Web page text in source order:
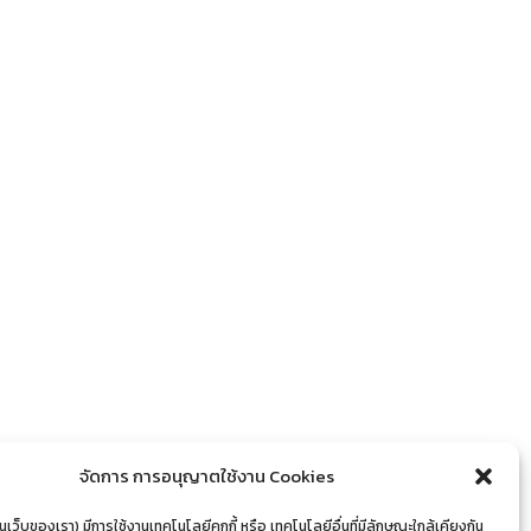
จัดการ การอนุญาตใช้งาน Cookies
เว็บของเรา) มีการใช้งานเทคโนโลยีคุกกี้ หรือ เทคโนโลยีอื่นที่มีลักษณะใกล้เคียงกัน